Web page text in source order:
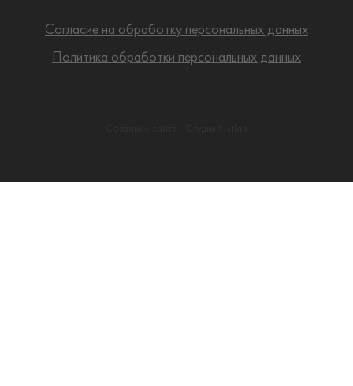
Согласие на обработку персональных данных
Политика обработки персональных данных